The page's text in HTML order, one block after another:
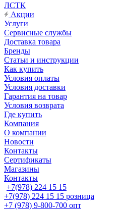
ЛСТК
Акции
Услуги
Сервисные службы
Доставка товара
Бренды
Статьи и инструкции
Как купить
Условия оплаты
Условия доставки
Гарантия на товар
Условия возврата
Где купить
Компания
О компании
Новости
Контакты
Сертификаты
Магазины
Контакты
+7(978) 224 15 15
+7(978) 224 15 15 розница
+7 (978) 9-800-700 опт